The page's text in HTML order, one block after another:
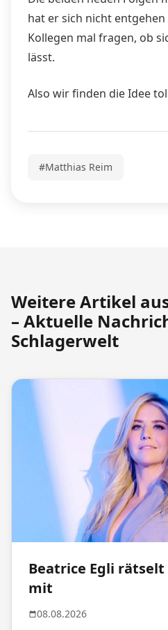
hat er sich nicht
Kollegen mal fragen, ob
lässt.
Also wir finden die Idee
#Matthias Reim
Weitere Artikel
– Aktuelle
Schlagerwelt
Beatrice Egli
mit
08.08.2026